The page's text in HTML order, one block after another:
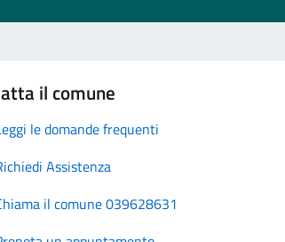
il comune
le domande frequenti
Assistenza
il comune 039628631